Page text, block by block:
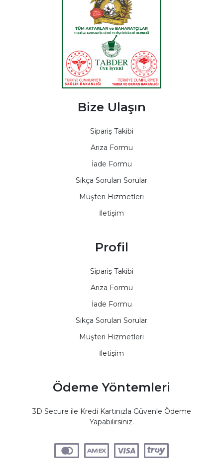
Bize Ulaşın
Sipariş Takibi
Arıza Formu
İade Formu
Sıkça Sorulan Sorular
Müşteri Hizmetleri
İletişim
Profil
Sipariş Takibi
Arıza Formu
İade Formu
Sıkça Sorulan Sorular
Müşteri Hizmetleri
İletişim
Ödeme Yöntemleri
3D Secure ile Kredi Kartınızla Güvenle Ödeme
Yapabilirsiniz.